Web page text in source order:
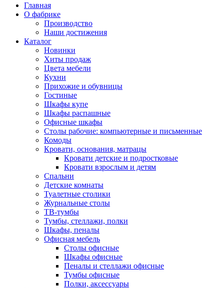
Главная
О фабрике
Производство
Наши достижения
Каталог
Новинки
Хиты продаж
Цвета мебели
Кухни
Прихожие и обувницы
Гостиные
Шкафы купе
Шкафы распашные
Офисные шкафы
Столы рабочие: компьютерные и письменные
Комоды
Кровати, основания, матрацы
Кровати детские и подростковые
Кровати взрослым и детям
Спальни
Детские комнаты
Туалетные столики
Журнальные столы
ТВ-тумбы
Тумбы, стеллажи, полки
Шкафы, пеналы
Офисная мебель
Столы офисные
Шкафы офисные
Пеналы и стеллажи офисные
Тумбы офисные
Полки, аксессуары